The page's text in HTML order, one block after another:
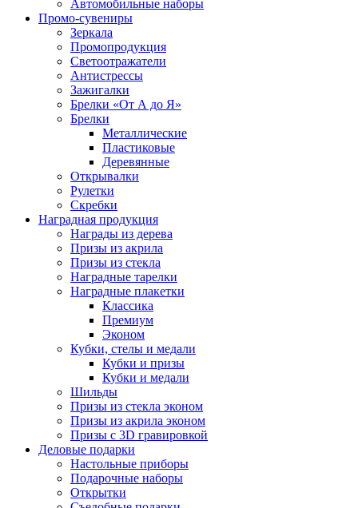
Автомобильные наборы
Промо-сувениры
Зеркала
Промопродукция
Светоотражатели
Антистрессы
Зажигалки
Брелки «От А до Я»
Брелки
Металлические
Пластиковые
Деревянные
Открывалки
Рулетки
Скребки
Наградная продукция
Награды из дерева
Призы из акрила
Призы из стекла
Наградные тарелки
Наградные плакетки
Классика
Премиум
Эконом
Кубки, стелы и медали
Кубки и призы
Кубки и медали
Шильды
Призы из стекла эконом
Призы из акрила эконом
Призы с 3D гравировкой
Деловые подарки
Настольные приборы
Подарочные наборы
Открытки